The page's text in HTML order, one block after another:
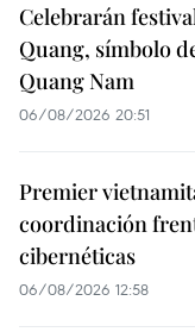
Celebrarán
Quang, símbolo
Quang Nam
06/08/2026 20:51
Premier
coordinación
cibernéticas
06/08/2026 12:58